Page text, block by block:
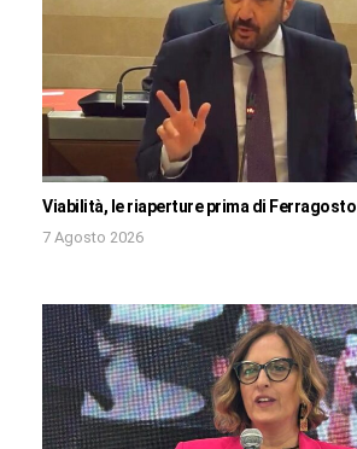
Viabilità, le riaperture prima di Ferragosto
7 Agosto 2026